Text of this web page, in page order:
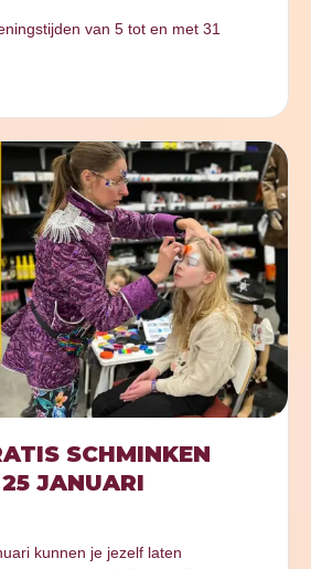
van 5 tot en met 31
SCHMINKEN
JANUARI
kunnen je jezelf laten